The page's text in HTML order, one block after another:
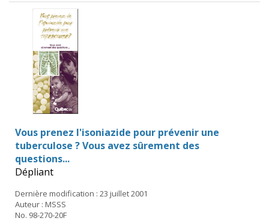
Vous prenez l'isoniazide pour prévenir une
tuberculose ? Vous avez sûrement des
questions...
Dépliant
Dernière modification : 23 juillet 2001
Auteur : MSSS
No. 98-270-20F